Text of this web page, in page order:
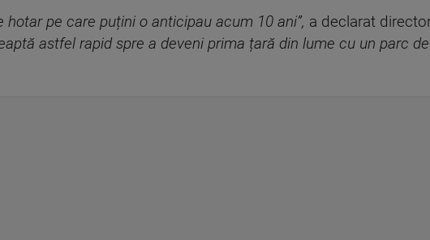
pe care puțini o anticipau acum 10 ani”, a declarat
astfel rapid spre a deveni prima țară din lume cu un parc de